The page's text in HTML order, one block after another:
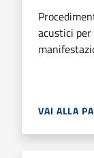
acustici
VAI ALLA